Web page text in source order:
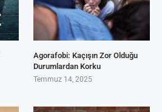
Agorafobi: Kaçışın Zor Olduğu
Durumlardan Korku
Temmuz 14, 2025